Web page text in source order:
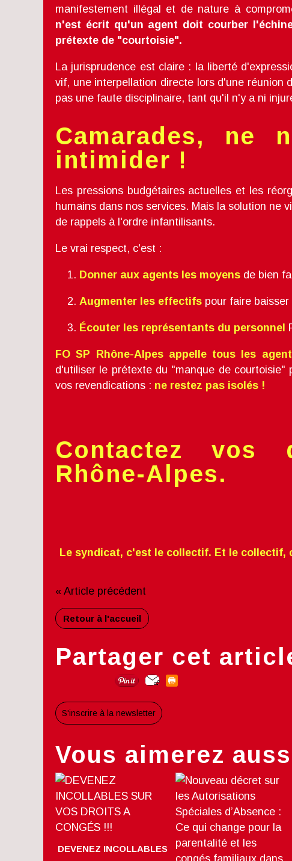
manifestement illégal et de nature à
n'est écrit qu'un agent doit courber
prétexte de "courtoisie".
La jurisprudence est claire : la liberté
vif, une interpellation directe lors d'une réunion
pas une faute disciplinaire, tant qu'il n'y a ni
Camarades, ne
intimider !
Les pressions budgétaires actuelles et les
humains dans nos services. Mais la solution ne
de rappels à l'ordre infantilisants.
Le vrai respect, c'est :
Donner aux agents les moyens de bien
Augmenter les effectifs pour faire
Écouter les représentants du personnel
FO SP Rhône-Alpes appelle tous les
d'utiliser le prétexte du "manque de
vos revendications : ne restez pas isolés !
Contactez vos
Rhône-Alpes.
Le syndicat, c'est le collectif. Et le
« Article précédent
Retour à l'accueil
Partager cet
S'inscrire à la newsletter
Vous aimerez
DEVENEZ INCOLLABLES